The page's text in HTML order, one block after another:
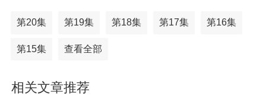
第20集 第19集 第18集 第17集 第16集
第15集 查看全部
相关文章推荐